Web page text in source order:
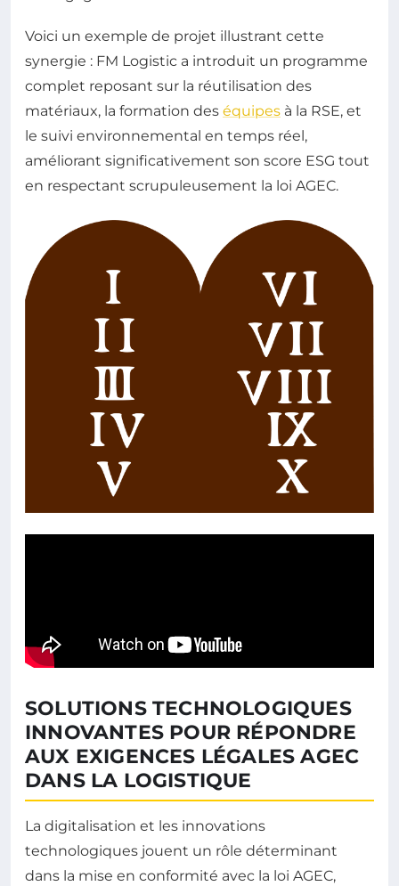
Voici un exemple de projet illustrant cette
synergie : FM Logistic a introduit un programme
complet reposant sur la réutilisation des
matériaux, la formation des équipes à la RSE, et
le suivi environnemental en temps réel,
améliorant significativement son score ESG tout
en respectant scrupuleusement la loi AGEC.
SOLUTIONS TECHNOLOGIQUES
INNOVANTES POUR RÉPONDRE
AUX EXIGENCES LÉGALES AGEC
DANS LA LOGISTIQUE
La digitalisation et les innovations
technologiques jouent un rôle déterminant
dans la mise en conformité avec la loi AGEC,